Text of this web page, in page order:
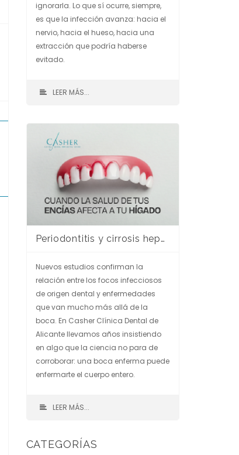
ignorarla. Lo que sí ocurre, siempre,
es que la infección avanza: hacia el
nervio, hacia el hueso, hacia una
extracción que podría haberse
evitado.
LEER MÁS...
Periodontitis y cirrosis hepática: cuando la salud de tus encías afecta a tu hígado
Nuevos estudios confirman la
relación entre los focos infecciosos
de origen dental y enfermedades
que van mucho más allá de la
boca. En Casher Clínica Dental de
Alicante llevamos años insistiendo
en algo que la ciencia no para de
corroborar: una boca enferma puede
enfermarte el cuerpo entero.
LEER MÁS...
CATEGORÍAS